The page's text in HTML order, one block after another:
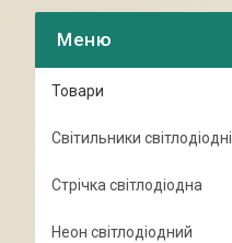
Товари
Світильники світлодіодні
Стрічка світлодіодна
Неон світлодіодний